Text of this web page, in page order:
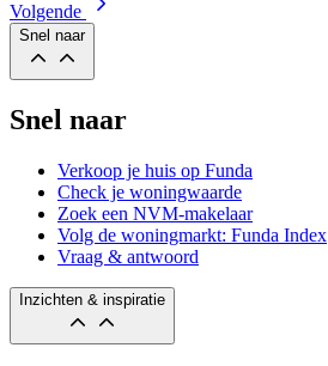
Volgende
Snel naar
Snel naar
Verkoop je huis op Funda
Check je woningwaarde
Zoek een NVM-makelaar
Volg de woningmarkt: Funda Index
Vraag & antwoord
Inzichten & inspiratie